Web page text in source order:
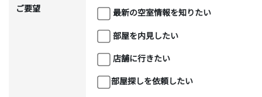
ご要望
最新の空室情報を知りたい
部屋を内見したい
店舗に行きたい
部屋探しを依頼したい